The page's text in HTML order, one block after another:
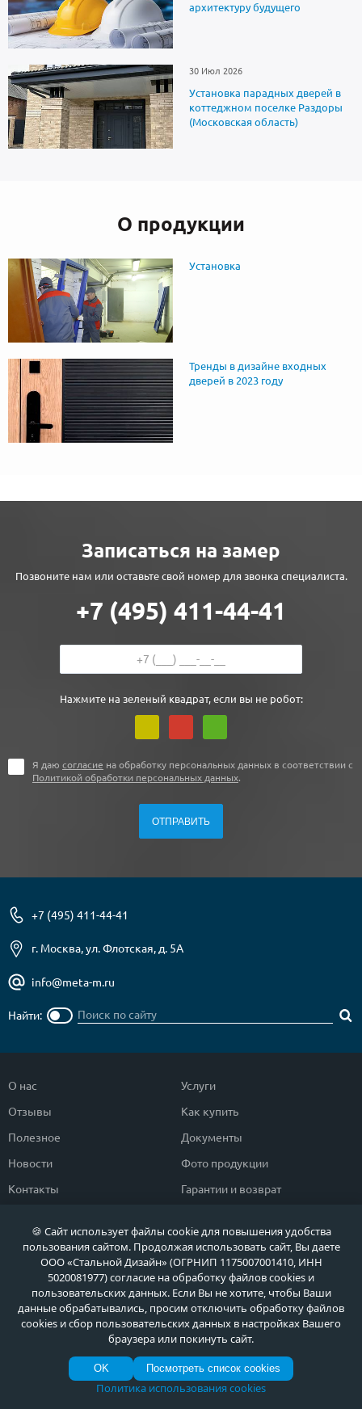
архитектуру будущего
30 Июл 2026
Установка парадных дверей в
коттеджном поселке Раздоры
(Московская область)
О продукции
Установка
Тренды в дизайне входных
дверей в 2023 году
Записаться на замер
Позвоните нам или оставьте свой номер для звонка специалиста.
+7 (495) 411-44-41
Нажмите на зеленый квадрат, если вы не робот:
Я даю согласие на обработку персональных данных в соответствии с
Политикой обработки персональных данных.
+7 (495) 411-44-41
г. Москва, ул. Флотская, д. 5А
info@meta-m.ru
Найти:
О нас
Отзывы
Полезное
Новости
Контакты
Услуги
Как купить
Документы
Фото продукции
Гарантии и возврат
Каталог дверей
Двери со скидкой
Популярные двери
Быстрый подбор двери
Двери класса ЭКОНОМ
Двери в дом
Парадные двери
Двери в квартиру
Тамбурные двери
Противопожарные двери
🍪 Сайт использует файлы cookie для повышения удобства
пользования сайтом. Продолжая использовать сайт, Вы даете
ООО «Стальной Дизайн» (ОГРНИП 1175007001410, ИНН
5020081977) согласие на обработку файлов cookies и
пользовательских данных. Если Вы не хотите, чтобы Ваши
данные обрабатывались, просим отключить обработку файлов
cookies и сбор пользовательских данных в настройках Вашего
браузера или покинуть сайт.
OK Посмотреть список cookies
Политика использования cookies